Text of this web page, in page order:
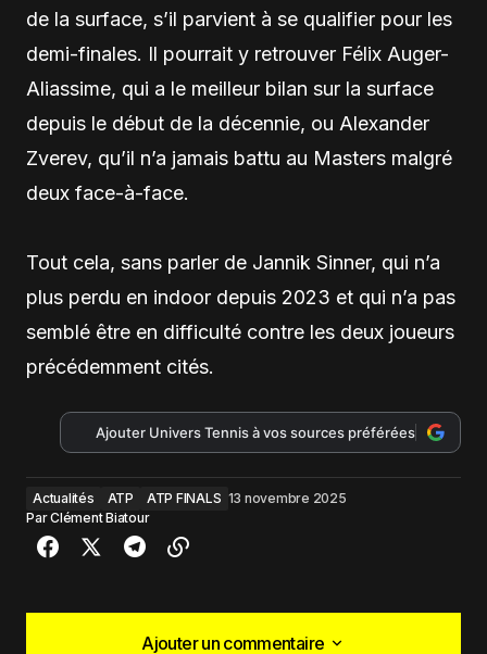
de la surface, s’il parvient à se qualifier pour les
demi-finales. Il pourrait y retrouver Félix Auger-
Aliassime, qui a le meilleur bilan sur la surface
depuis le début de la décennie, ou Alexander
Zverev, qu’il n’a jamais battu au Masters malgré
deux face-à-face.
Tout cela, sans parler de Jannik Sinner, qui n’a
plus perdu en indoor depuis 2023 et qui n’a pas
semblé être en difficulté contre les deux joueurs
précédemment cités.
Ajouter Univers Tennis à vos sources préférées
Actualités ATP ATP FINALS 13 novembre 2025
ParClément Biatour
Ajouter un commentaire